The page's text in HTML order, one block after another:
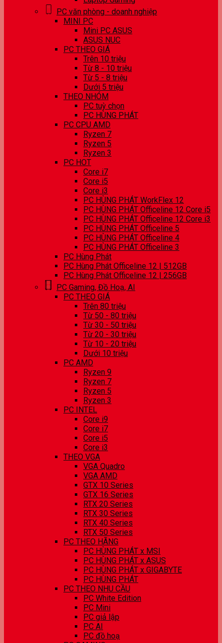
PC văn phòng - doanh nghiệp
MINI PC
Mini PC ASUS
ASUS NUC
PC THEO GIÁ
Trên 10 triệu
Từ 8 - 10 triệu
Từ 5 - 8 triệu
Dưới 5 triệu
THEO NHÓM
PC tuỳ chọn
PC HÙNG PHÁT
PC CPU AMD
Ryzen 7
Ryzen 5
Ryzen 3
PC HOT
Core i7
Core i5
Core i3
PC HÙNG PHÁT WorkFlex 12
PC HÙNG PHÁT Officeline 12 Core i5
PC HÙNG PHÁT Officeline 12 Core i3
PC HÙNG PHÁT Officeline 5
PC HÙNG PHÁT Officeline 4
PC HÙNG PHÁT Officeline 3
PC Hùng Phát
PC Hùng Phát Officeline 12 | 512GB
PC Hùng Phát Officeline 12 | 256GB
PC Gaming, Đồ Hoạ, AI
PC THEO GIÁ
Trên 80 triệu
Từ 50 - 80 triệu
Từ 30 - 50 triệu
Từ 20 - 30 triệu
Từ 10 - 20 triệu
Dưới 10 triệu
PC AMD
Ryzen 9
Ryzen 7
Ryzen 5
Ryzen 3
PC INTEL
Core i9
Core i7
Core i5
Core i3
THEO VGA
VGA Quadro
VGA AMD
GTX 10 Series
GTX 16 Series
RTX 20 Series
RTX 30 Series
RTX 40 Series
RTX 50 Series
PC THEO HÃNG
PC HÙNG PHÁT x MSI
PC HÙNG PHÁT x ASUS
PC HÙNG PHÁT x GIGABYTE
PC HÙNG PHÁT
PC THEO NHU CẦU
PC White Edition
PC Mini
PC giả lập
PC AI
PC đồ hoạ